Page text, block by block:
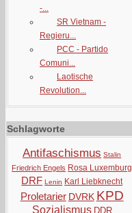
-...
SR Vietnam -
Regieru...
PCC - Partido
Comuni...
Laotische
Revolution...
Schlagworte
Antifaschismus Stalin
Friedrich Engels Rosa Luxemburg
DRF Lenin Karl Liebknecht
Proletarier DVRK KPD
Sozialismus DDR